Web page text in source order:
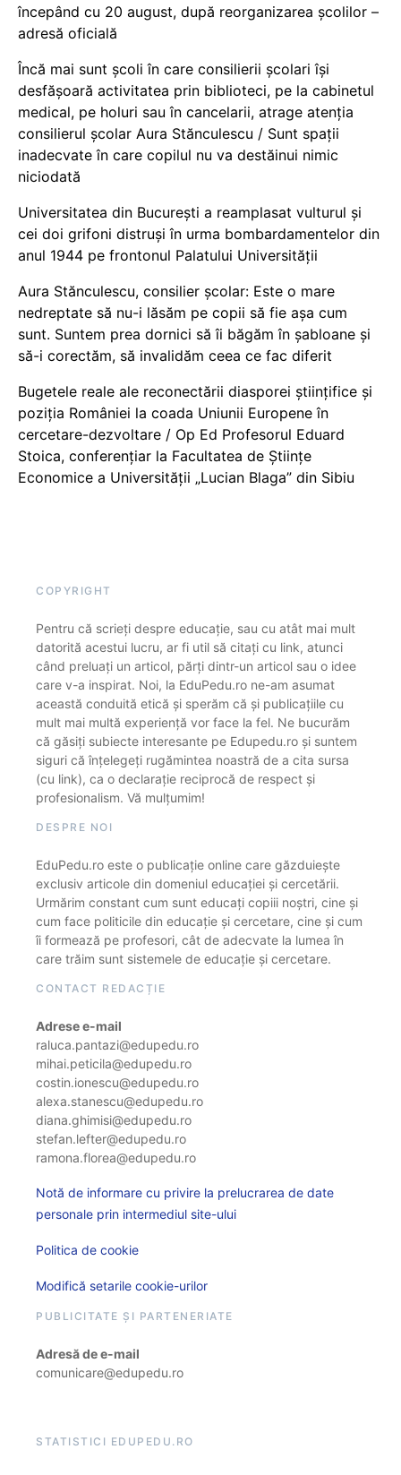
începând cu 20 august, după reorganizarea școlilor –
adresă oficială
Încă mai sunt școli în care consilierii școlari își
desfășoară activitatea prin biblioteci, pe la cabinetul
medical, pe holuri sau în cancelarii, atrage atenția
consilierul școlar Aura Stănculescu / Sunt spații
inadecvate în care copilul nu va destăinui nimic
niciodată
Universitatea din București a reamplasat vulturul și
cei doi grifoni distruși în urma bombardamentelor din
anul 1944 pe frontonul Palatului Universității
Aura Stănculescu, consilier școlar: Este o mare
nedreptate să nu-i lăsăm pe copii să fie așa cum
sunt. Suntem prea dornici să îi băgăm în șabloane și
să-i corectăm, să invalidăm ceea ce fac diferit
Bugetele reale ale reconectării diasporei științifice și
poziția României la coada Uniunii Europene în
cercetare-dezvoltare / Op Ed Profesorul Eduard
Stoica, conferențiar la Facultatea de Științe
Economice a Universității „Lucian Blaga” din Sibiu
COPYRIGHT
Pentru că scrieți despre educație, sau cu atât mai mult
datorită acestui lucru, ar fi util să citați cu link, atunci
când preluați un articol, părți dintr-un articol sau o idee
care v-a inspirat. Noi, la EduPedu.ro ne-am asumat
această conduită etică și sperăm că și publicațiile cu
mult mai multă experiență vor face la fel. Ne bucurăm
că găsiți subiecte interesante pe Edupedu.ro și suntem
siguri că înțelegeți rugămintea noastră de a cita sursa
(cu link), ca o declarație reciprocă de respect și
profesionalism. Vă mulțumim!
DESPRE NOI
EduPedu.ro este o publicație online care găzduiește
exclusiv articole din domeniul educației și cercetării.
Urmărim constant cum sunt educați copiii noștri, cine și
cum face politicile din educație și cercetare, cine și cum
îi formează pe profesori, cât de adecvate la lumea în
care trăim sunt sistemele de educație și cercetare.
CONTACT REDACȚIE
Adrese e-mail
raluca.pantazi@edupedu.ro
mihai.peticila@edupedu.ro
costin.ionescu@edupedu.ro
alexa.stanescu@edupedu.ro
diana.ghimisi@edupedu.ro
stefan.lefter@edupedu.ro
ramona.florea@edupedu.ro
Notă de informare cu privire la prelucrarea de date
personale prin intermediul site-ului
Politica de cookie
Modifică setarile cookie-urilor
PUBLICITATE ȘI PARTENERIATE
Adresă de e-mail
comunicare@edupedu.ro
STATISTICI EDUPEDU.RO